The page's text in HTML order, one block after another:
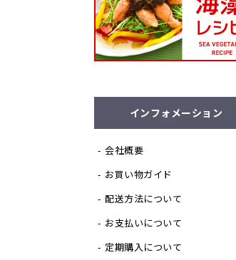
インフォメーション
会社概要
お買い物ガイド
配送方法について
お支払いについて
定期購入について